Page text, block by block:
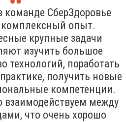
команде СберЗдоровье
комплексный опыт.
крупные задачи
изучить большое
технологий, поработать
получить новые
компетенции.
между
что очень хорошо